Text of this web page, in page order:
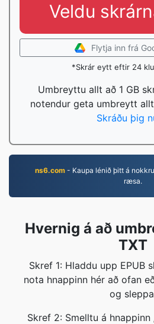
Veldu
Flytja inn frá
*Skrár eytt eftir 24
Umbreyttu allt að 1 GB
notendur geta umbreytt
Skráðu þig
ns6.com - Kaupa lénið þitt á
ræsa.
Hvernig á að
TXT
Skref 1: Hladdu upp EPUB
nota hnappinn hér að ofan
og
Skref 2: Smelltu á hnappinn